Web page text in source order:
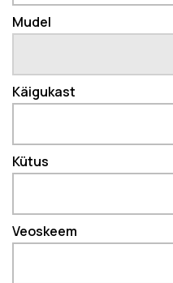
Mudel
Käigukast
Kütus
Veoskeem